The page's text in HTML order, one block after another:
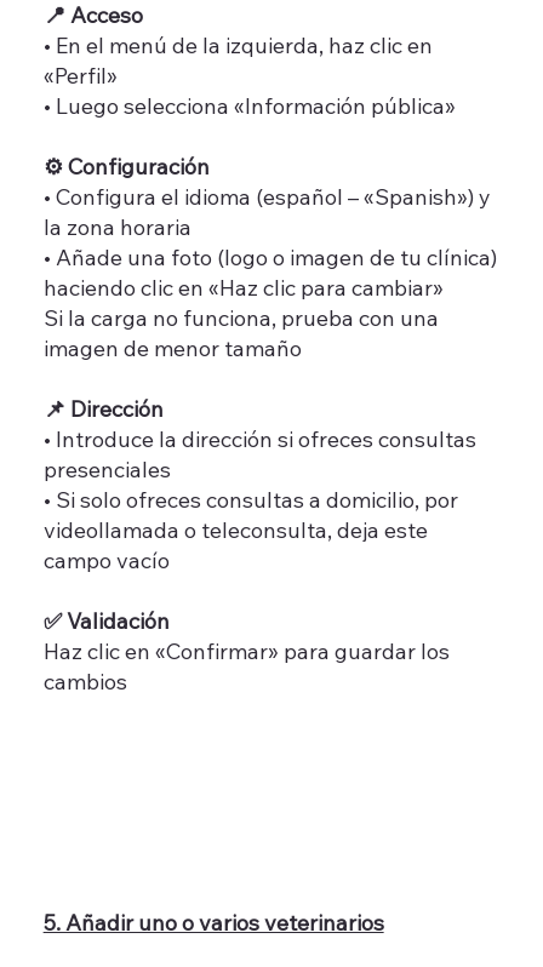
📍 Acceso
• En el menú de la izquierda, haz clic en
«Perfil»
• Luego selecciona «Información pública»
⚙️ Configuración
• Configura el idioma (español – «Spanish») y
la zona horaria
• Añade una foto (logo o imagen de tu clínica)
haciendo clic en «Haz clic para cambiar»
Si la carga no funciona, prueba con una
imagen de menor tamaño
📌 Dirección
• Introduce la dirección si ofreces consultas
presenciales
• Si solo ofreces consultas a domicilio, por
videollamada o teleconsulta, deja este
campo vacío
✅ Validación
Haz clic en «Confirmar» para guardar los
cambios
5. Añadir uno o varios veterinarios